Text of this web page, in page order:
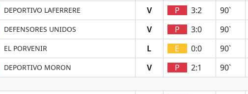
DEPORTIVO LAFERRERE V P 3:2
90`
DEFENSORES UNIDOS V P 3:0
90`
EL PORVENIR L E 0:0
90`
DEPORTIVO MORON V P 2:1
90`